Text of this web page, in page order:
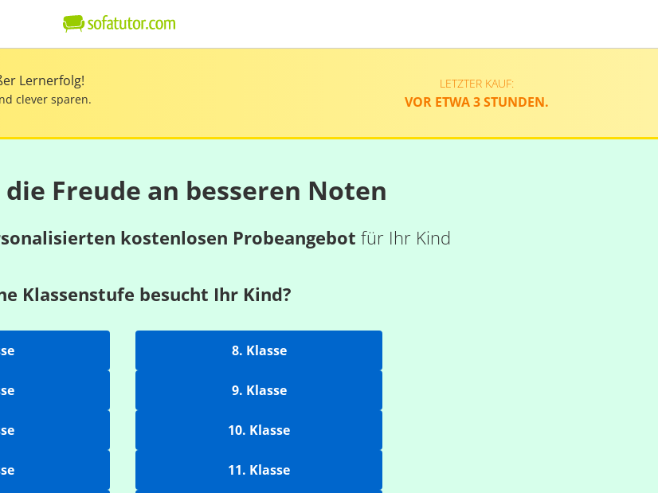
Lernerfolg!
clever sparen.
LETZTER KAUF:
VOR ETWA 3 STUNDEN.
die Freude an besseren Noten
kostenlosen Probeangebot für Ihr Kind
Klassenstufe besucht Ihr Kind?
8. Klasse
9. Klasse
10. Klasse
11. Klasse